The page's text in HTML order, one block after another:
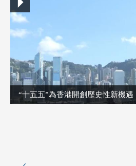
“十五五”為香港開創歷史性新機遇